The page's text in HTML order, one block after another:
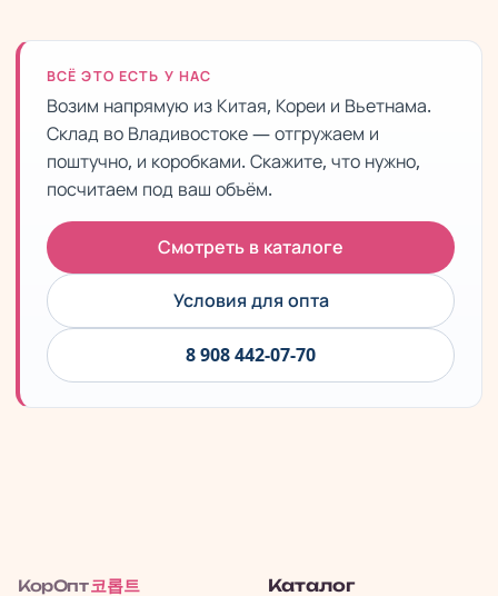
ВСЁ ЭТО ЕСТЬ У НАС
Возим напрямую из Китая, Кореи и Вьетнама.
Склад во Владивостоке — отгружаем и
поштучно, и коробками. Скажите, что нужно,
посчитаем под ваш объём.
Смотреть в каталоге
Условия для опта
8 908 442-07-70
КорОпт 코롭트 Каталог